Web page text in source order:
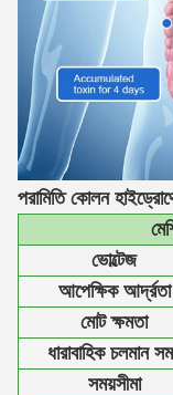
পরামিতি কোলন
ভোল্টেজ
আপেক্ষিক আর্দ্রতা
মোট ক্ষমতা
ধারাবাহিক চলমান
সময়সীমা